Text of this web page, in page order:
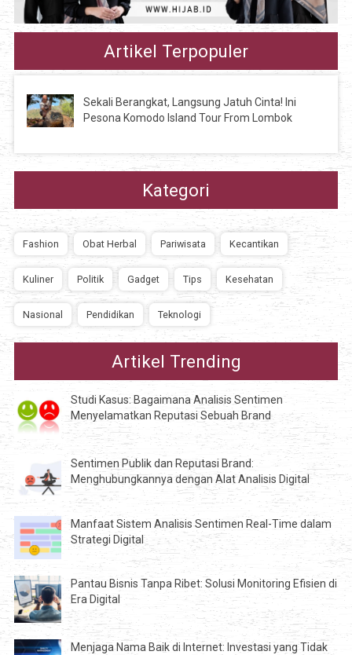
Artikel Terpopuler
Sekali Berangkat, Langsung Jatuh Cinta! Ini
Pesona Komodo Island Tour From Lombok
Kategori
Fashion Obat Herbal Pariwisata Kecantikan
Kuliner Politik Gadget Tips Kesehatan
Nasional Pendidikan Teknologi
Artikel Trending
Studi Kasus: Bagaimana Analisis Sentimen
Menyelamatkan Reputasi Sebuah Brand
Sentimen Publik dan Reputasi Brand:
Menghubungkannya dengan Alat Analisis Digital
Manfaat Sistem Analisis Sentimen Real-Time dalam
Strategi Digital
Pantau Bisnis Tanpa Ribet: Solusi Monitoring Efisien di
Era Digital
Menjaga Nama Baik di Internet: Investasi yang Tidak